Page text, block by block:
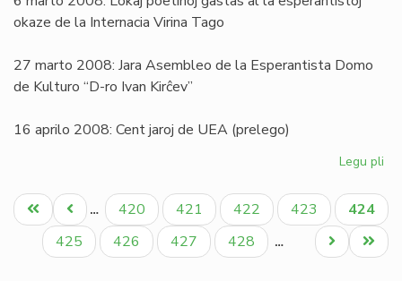
okaze de la Internacia Virina Tago
27 marto 2008: Jara Asembleo de la Esperantista Domo
de Kulturo “D-ro Ivan Kirĉev”
16 aprilo 2008: Cent jaroj de UEA (prelego)
Legu pli
Pagination
Unua
paĝo
Antaŭa
paĝo
… Paĝo
420 Paĝo
421 Paĝo
422 Paĝo
423
Aktuala
paĝo
424
Paĝo
425 Paĝo
426 Paĝo
427 Paĝo
428 …
Last
page
Next
page